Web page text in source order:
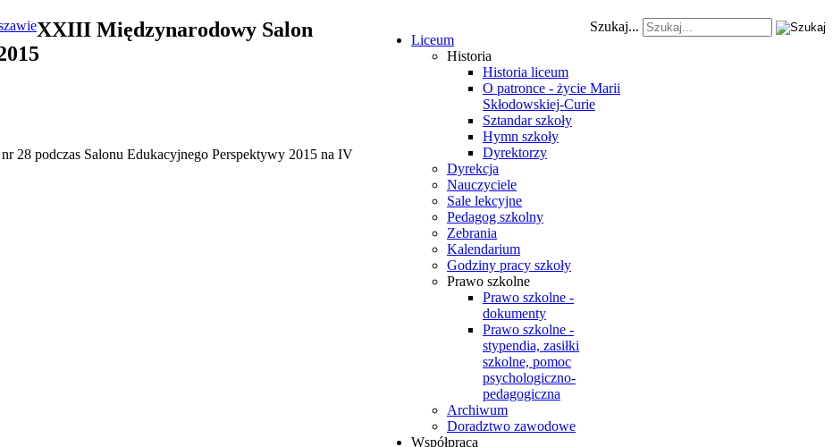
Szukaj...
Liceum
Historia
Historia liceum
O patronce - życie Marii
Skłodowskiej-Curie
Sztandar szkoły
Hymn szkoły
Dyrektorzy
Dyrekcja
Nauczyciele
Sale lekcyjne
Pedagog szkolny
Zebrania
Kalendarium
Godziny pracy szkoły
Prawo szkolne
Prawo szkolne -
dokumenty
Prawo szkolne -
stypendia, zasiłki
szkolne, pomoc
psychologiczno-
pedagogiczna
Archiwum
Doradztwo zawodowe
Współpraca
XXIII Międzynarodowy Salon
nr 28 podczas Salonu Edukacyjnego Perspektywy 2015 na IV